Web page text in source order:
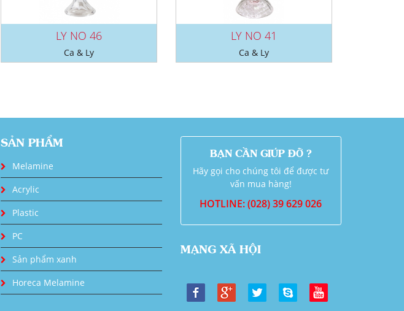
LY NO 46
Ca & Ly
LY NO 41
Ca & Ly
SẢN PHẨM
Melamine
Acrylic
Plastic
PC
Sản phẩm xanh
Horeca Melamine
BẠN CẦN GIÚP ĐỠ ?
Hãy gọi cho chúng tôi để được tư
vấn mua hàng!
HOTLINE: (028) 39 629 026
MẠNG XÃ HỘI